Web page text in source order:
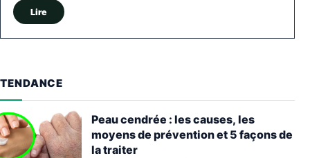
Lire
TENDANCE
Peau cendrée : les causes, les
moyens de prévention et 5 façons de
la traiter